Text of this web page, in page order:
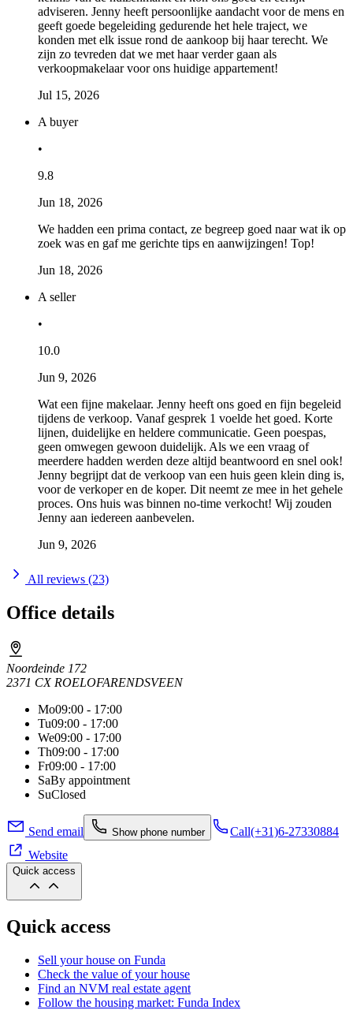
adviseren. Jenny heeft persoonlijke aandacht voor de mens en
geeft goede begeleiding gedurende het hele traject, we
konden met elk issue rond de aankoop bij haar terecht. We
zijn zo tevreden dat we met haar verder gaan als
verkoopmakelaar voor ons huidige appartement!
Jul 15, 2026
A buyer
•
9.8
Jun 18, 2026
We hadden een prima contact, ze begreep goed naar wat ik op
zoek was en gaf me gerichte tips en aanwijzingen! Top!
Jun 18, 2026
A seller
•
10.0
Jun 9, 2026
Wat een fijne makelaar. Jenny heeft ons goed en fijn begeleid
tijdens de verkoop. Vanaf gesprek 1 voelde het goed. Korte
lijnen, duidelijke en heldere communicatie. Geen poespas,
geen omwegen gewoon duidelijk. Als we een vraag of
meerdere hadden werden deze altijd beantwoord en snel ook!
Jenny begrijpt dat de verkoop van een huis geen klein ding is,
voor de verkoper en de koper. Dit neemt ze mee in het gehele
proces. Ons huis was binnen no-time verkocht! Wij zouden
Jenny aan iedereen aanbevelen.
Jun 9, 2026
All reviews (23)
Office details
Noordeinde 172
2371 CX ROELOFARENDSVEEN
Mo09:00 - 17:00
Tu09:00 - 17:00
We09:00 - 17:00
Th09:00 - 17:00
Fr09:00 - 17:00
SaBy appointment
SuClosed
Send email Show phone number Call(+31)6-27330884
Website
Quick access
Quick access
Sell your house on Funda
Check the value of your house
Find an NVM real estate agent
Follow the housing market: Funda Index